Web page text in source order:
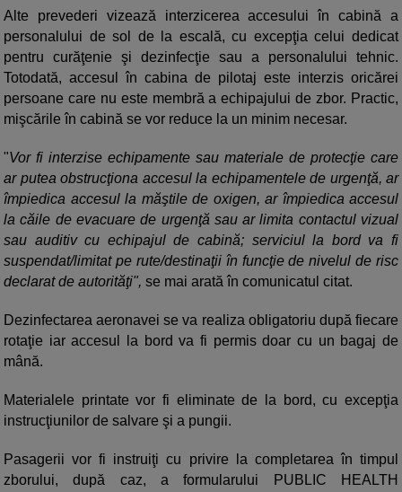
Alte prevederi vizează interzicerea accesului în cabină a
personalului de sol de la escală, cu excepţia celui dedicat
pentru curăţenie şi dezinfecţie sau a personalului tehnic.
Totodată, accesul în cabina de pilotaj este interzis oricărei
persoane care nu este membră a echipajului de zbor. Practic,
mişcările în cabină se vor reduce la un minim necesar.
"Vor fi interzise echipamente sau materiale de protecţie care
ar putea obstrucţiona accesul la echipamentele de urgenţă, ar
împiedica accesul la măştile de oxigen, ar împiedica accesul
la căile de evacuare de urgenţă sau ar limita contactul vizual
sau auditiv cu echipajul de cabină; serviciul la bord va fi
suspendat/limitat pe rute/destinaţii în funcţie de nivelul de risc
declarat de autorităţi", se mai arată în comunicatul citat.
Dezinfectarea aeronavei se va realiza obligatoriu după fiecare
rotaţie iar accesul la bord va fi permis doar cu un bagaj de
mână.
Materialele printate vor fi eliminate de la bord, cu excepţia
instrucţiunilor de salvare şi a pungii.
Pasagerii vor fi instruiţi cu privire la completarea în timpul
zborului, după caz, a formularului PUBLIC HEALTH